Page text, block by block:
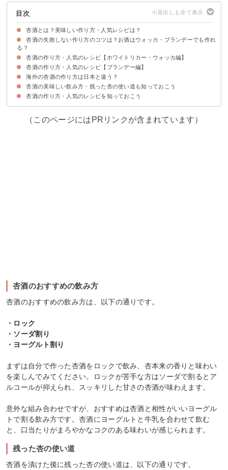
目次
杏酒とは？美味しい作り方・人気レシピは？
杏酒の失敗しない作り方のコツは？お酒はウォッカ・ブランデーでも作れ
る？
①お酒の選び方
②杏の選び方・洗い方・保存容器の選び方
③お酒・砂糖・杏の量
④保存する温度・期間・混ぜる頻度
杏酒の作り方・人気のレシピ【ホワイトリカー・ウォッカ編】
材料
作り方・手順
杏酒の作り方・人気のレシピ【ブランデー編】
材料
作り方・手順
海外の杏酒の作り方は日本と違う？
①ラキヤ（ブルガリア）
②パーリンカ（ハンガリー）
③アマレット（イタリア）
杏酒の美味しい飲み方・残った杏の使い道も知っておこう
杏酒のおすすめの飲み方
残った杏の使い道
杏酒の作り方・人気のレシピを知っておこう
（このページにはPRリンクが含まれています）
杏酒のおすすめの飲み方
杏酒のおすすめの飲み方は、以下の通りです。
・ロック
・ソーダ割り
・ヨーグルト割り
まずは自分で作った杏酒をロックで飲み、杏本来の香りと味わい
を楽しんでみてください。ロックが苦手な方はソーダで割るとア
ルコールが抑えられ、スッキリした甘さの杏酒が味わえます。
意外な組み合わせですが、おすすめは杏酒と相性がいいヨーグル
トで割る飲み方です。杏酒にヨーグルトと牛乳を合わせて飲む
と、口当たりがまろやかなコクのある味わいが感じられます。
残った杏の使い道
杏酒を漬けた後に残った杏の使い道は、以下の通りです。